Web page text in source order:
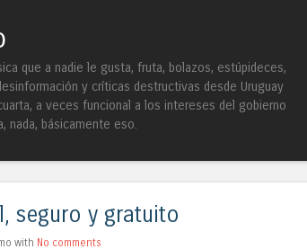
que a nadie le gusta, fruta, bolazos, estúpideces,
y críticas destructivas desde Uruguay
a veces funcional a los intereses del gobierno
nada, básicamente eso.
seguro y gratuito
with No comments